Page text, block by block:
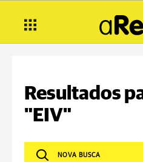
Resultados
"EIV"